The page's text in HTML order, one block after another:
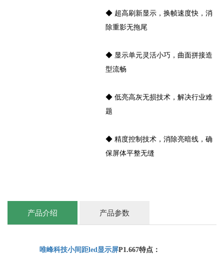
◆ 超高刷新显示，换帧速度快，消
除重影无拖尾
◆ 显示单元灵活小巧，曲面拼接造
型流畅
◆ 低亮高灰无损技术，解决行业难
题
◆ 精度控制技术，消除亮暗线，确
保屏体平整无缝
产品介绍 产品参数
唯峰科技小间距led显示屏P1.667特点：